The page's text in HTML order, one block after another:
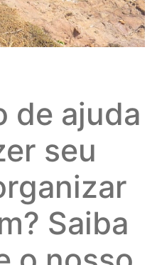
de ajuda
seu
Saiba